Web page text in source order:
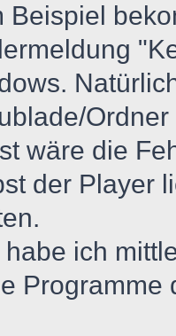
Beispiel
wäre die
der Player
habe ich
Programme